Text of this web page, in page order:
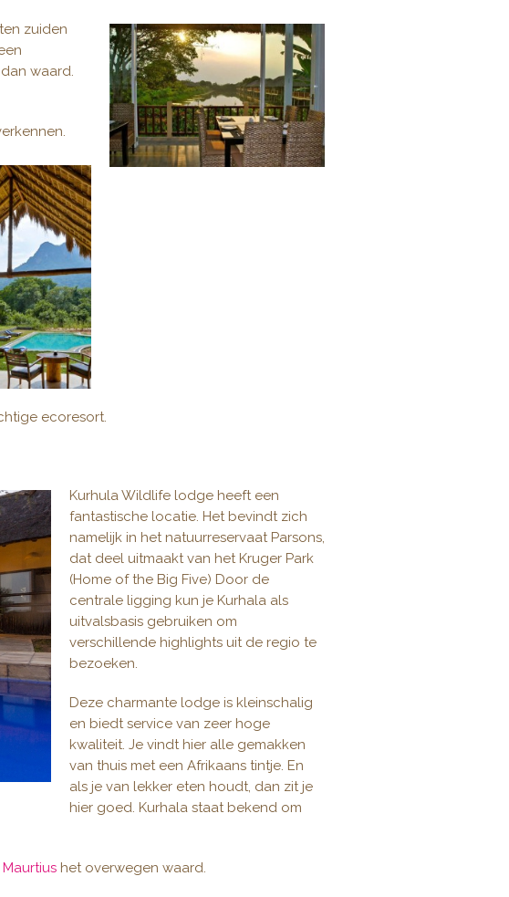
zuiden
waard.
ecoresort.
Kurhula Wildlife lodge heeft een
fantastische locatie. Het bevindt zich
namelijk in het natuurreservaat Parsons,
dat deel uitmaakt van het Kruger Park
(Home of the Big Five) Door de
centrale ligging kun je Kurhala als
uitvalsbasis gebruiken om
verschillende highlights uit de regio te
bezoeken.
Deze charmante lodge is kleinschalig
en biedt service van zeer hoge
kwaliteit. Je vindt hier alle gemakken
van thuis met een Afrikaans tintje. En
als je van lekker eten houdt, dan zit je
hier goed. Kurhala staat bekend om
het overwegen waard.